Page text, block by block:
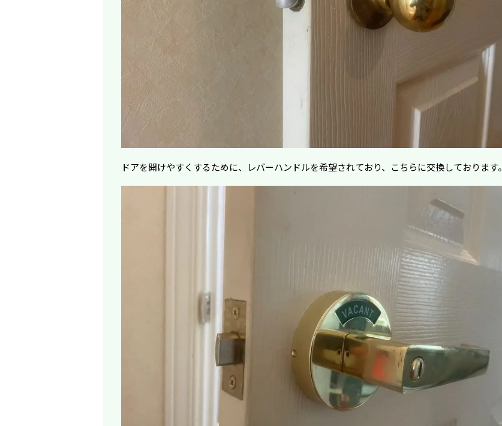
ドアを開けやすくするために、レバーハンドルを希望されており、こちらに交換しております。